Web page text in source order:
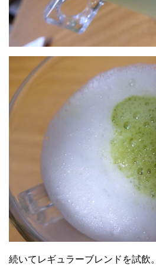
続いてレギュラーブレンドを試飲。